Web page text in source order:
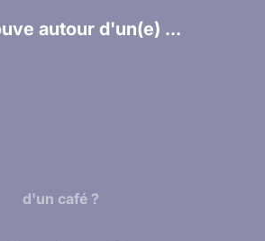
autour d'un(e) ...
d'un café ?